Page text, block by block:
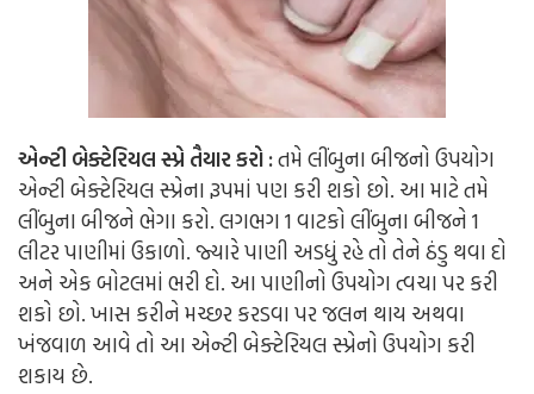
એન્ટી બેક્ટેરિયલ સ્પ્રે તૈયાર કરો :તમે લીંબુના બીજનો ઉપયોગ
એન્ટી બેક્ટેરિયલ સ્પ્રેના રૂપમાં પણ કરી શકો છો. આ માટે તમે
લીંબુના બીજને ભેગા કરો. લગભગ 1 વાટકો લીંબુના બીજને 1
લીટર પાણીમાં ઉકાળો. જ્યારે પાણી અડધું રહે તો તેને ઠંડુ થવા દો
અને એક બોટલમાં ભરી દો. આ પાણીનો ઉપયોગ ત્વચા પર કરી
શકો છો. ખાસ કરીને મચ્છર કરડવા પર જલન થાય અથવા
ખંજવાળ આવે તો આ એન્ટી બેક્ટેરિયલ સ્પ્રેનો ઉપયોગ કરી
શકાય છે.